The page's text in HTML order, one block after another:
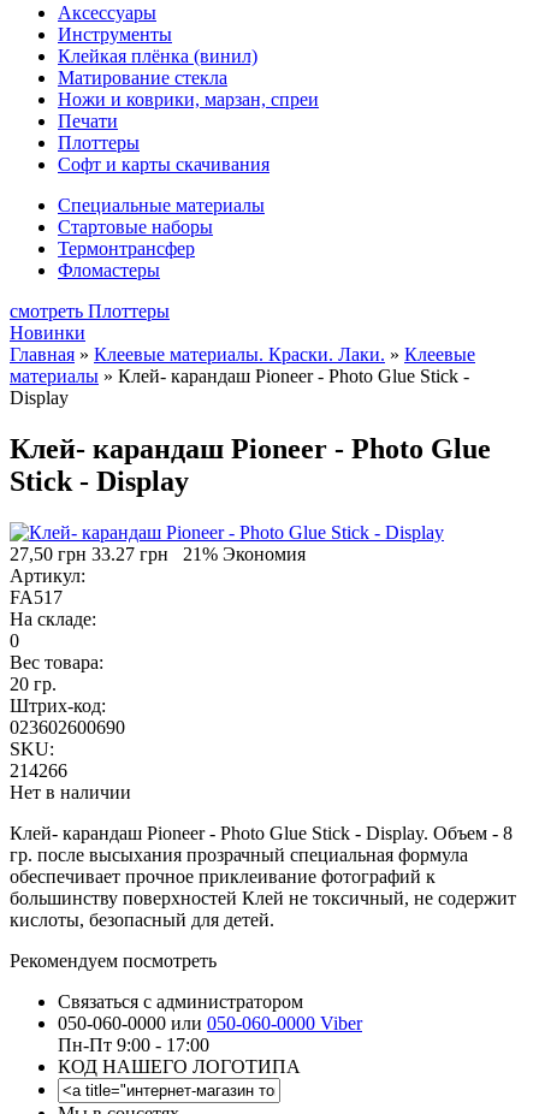
Аксессуары
Инструменты
Клейкая плёнка (винил)
Матирование стекла
Ножи и коврики, марзан, спреи
Печати
Плоттеры
Софт и карты скачивания
Специальные материалы
Стартовые наборы
Термонтрансфер
Фломастеры
смотреть Плоттеры
Новинки
Главная » Клеевые материалы. Краски. Лаки. » Клеевые
материалы » Клей- карандаш Pioneer - Photo Glue Stick -
Display
Клей- карандаш Pioneer - Photo Glue
Stick - Display
27,50 грн 33.27 грн
21% Экономия
Артикул:
FA517
На складе:
0
Вес товара:
20 гр.
Штрих-код:
023602600690
SKU:
214266
Нет в наличии
Клей- карандаш Pioneer - Photo Glue Stick - Display. Объем - 8
гр. после высыхания прозрачный специальная формула
обеспечивает прочное приклеивание фотографий к
большинству поверхностей Клей не токсичный, не содержит
кислоты, безопасный для детей.
Рекомендуем посмотреть
Связаться с администратором
050-060-0000 или 050-060-0000 Viber
Пн-Пт 9:00 - 17:00
КОД НАШЕГО ЛОГОТИПА